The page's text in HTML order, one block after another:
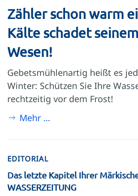
Zähler schon warm
Kälte schadet
Wesen!
Gebetsmühlenartig heißt es
Winter: Schützen Sie Ihre
rechtzeitig vor dem Frost!
Mehr …
EDITORIAL
Das letzte Kapitel Ihrer
WASSERZEITUNG